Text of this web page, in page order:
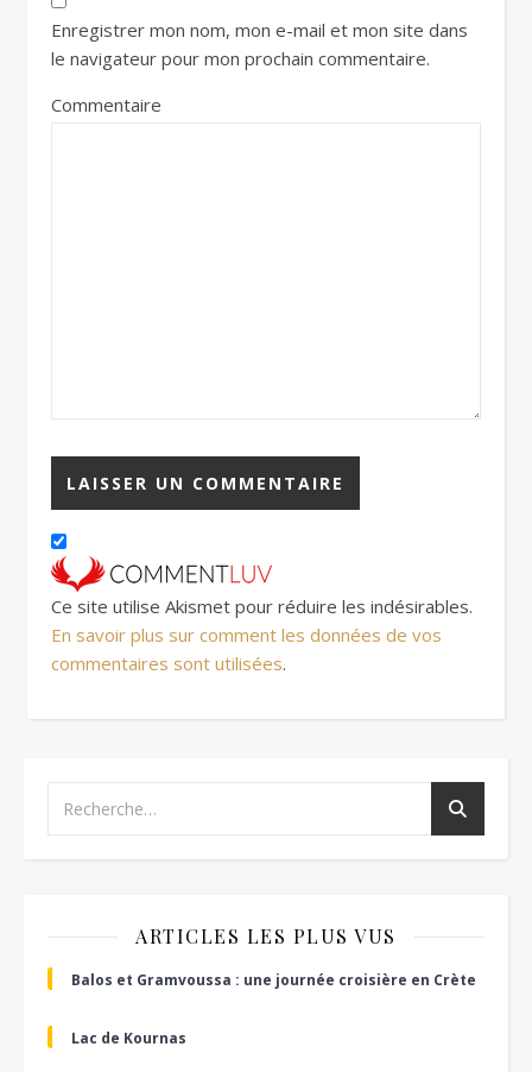
Enregistrer mon nom, mon e-mail et mon site dans
le navigateur pour mon prochain commentaire.
Commentaire
Ce site utilise Akismet pour réduire les indésirables.
En savoir plus sur comment les données de vos
commentaires sont utilisées.
ARTICLES LES PLUS VUS
Balos et Gramvoussa : une journée croisière en Crète
Lac de Kournas